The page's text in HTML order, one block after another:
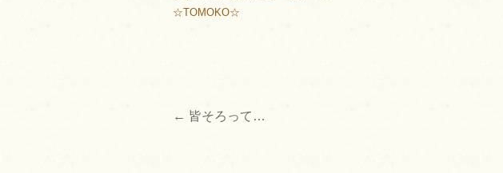
☆TOMOKO☆
投
← 皆そろって…